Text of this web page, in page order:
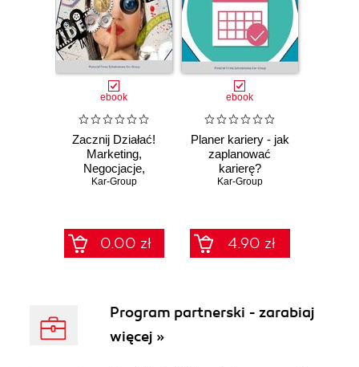
ebook
Zacznij Działać!
Marketing,
Negocjacje,
Wizerunek-1
Kar-Group
0.00 zł
ebook
Planer kariery - jak
zaplanować
karierę?
Kar-Group
4.90 zł
Program partnerski - zarabiaj
więcej »